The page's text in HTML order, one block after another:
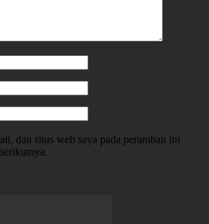
dan situs web saya pada peramban ini